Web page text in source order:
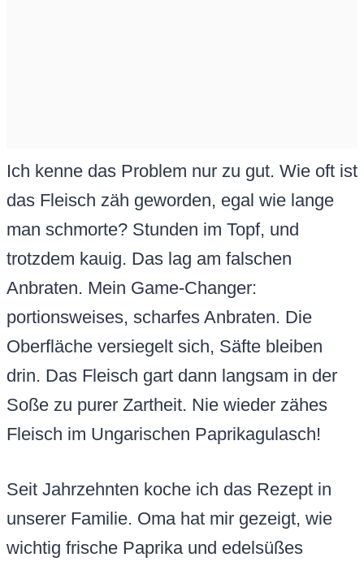
Ich kenne das Problem nur zu gut. Wie oft ist
das Fleisch zäh geworden, egal wie lange
man schmorte? Stunden im Topf, und
trotzdem kauig. Das lag am falschen
Anbraten. Mein Game-Changer:
portionsweises, scharfes Anbraten. Die
Oberfläche versiegelt sich, Säfte bleiben
drin. Das Fleisch gart dann langsam in der
Soße zu purer Zartheit. Nie wieder zähes
Fleisch im Ungarischen Paprikagulasch!
Seit Jahrzehnten koche ich das Rezept in
unserer Familie. Oma hat mir gezeigt, wie
wichtig frische Paprika und edelsüßes